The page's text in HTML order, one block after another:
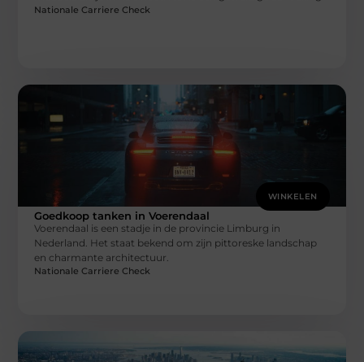
Nationale Carriere Check
WINKELEN
Goedkoop tanken in Voerendaal
Voerendaal is een stadje in de provincie Limburg in
Nederland. Het staat bekend om zijn pittoreske landschap
en charmante architectuur.
Nationale Carriere Check